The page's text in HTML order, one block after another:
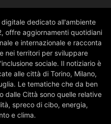
dedicato all'ambiente
offre aggiornamenti quotidiani
e internazionale e racconta
nei territori per sviluppare
sociale. Il notiziario è
alle città di Torino, Milano,
Le tematiche che da ben
dalle Città sono quelle relative
spreco di cibo, energia,
e clima.